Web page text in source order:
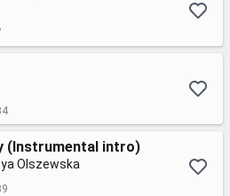
(Instrumental intro)
Olszewska